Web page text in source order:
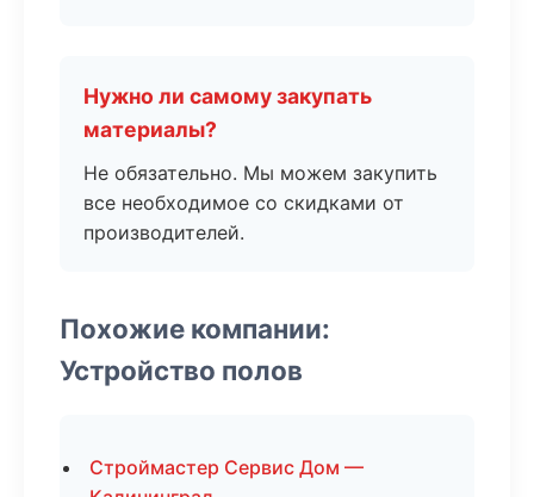
Нужно ли самому закупать
материалы?
Не обязательно. Мы можем закупить
все необходимое со скидками от
производителей.
Похожие компании:
Устройство полов
Строймастер Сервис Дом —